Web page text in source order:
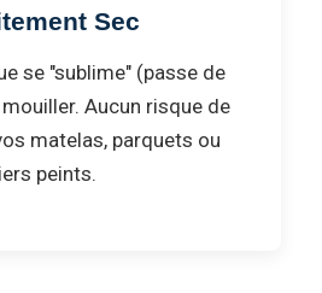
Sec
se "sublime" (passe de
Aucun risque de
matelas, parquets ou
peints.